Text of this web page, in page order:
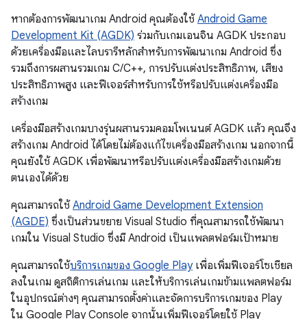
หากต้องการพัฒนาเกม Android คุณต้องใช้ Android Game
Development Kit (AGDK) ร่วมกับเกมเอนจิน AGDK ประกอบ
ด้วยเครื่องมือและไลบรารีหลักสำหรับการพัฒนาเกม Android ซึ่ง
รวมถึงการผสานรวมเกม C/C++, การปรับแต่งประสิทธิภาพ, เสียง
ประสิทธิภาพสูง และฟีเจอร์สำหรับการใช้หรือปรับแต่งเครื่องมือ
สร้างเกม
เครื่องมือสร้างเกมบางรุ่นผสานรวมคอมโพเนนต์ AGDK แล้ว คุณจึง
สร้างเกม Android ได้โดยไม่ต้องแก้ไขเครื่องมือสร้างเกม นอกจากนี้
คุณยังใช้ AGDK เพื่อพัฒนาหรือปรับแต่งเครื่องมือสร้างเกมด้วย
ตนเองได้ด้วย
คุณสามารถใช้ Android Game Development Extension
(AGDE) ซึ่งเป็นส่วนขยาย Visual Studio ที่คุณสามารถใช้พัฒนา
เกมใน Visual Studio ซึ่งมี Android เป็นแพลตฟอร์มเป้าหมาย
คุณสามารถใช้บริการเกมของ Google Playเพื่อเพิ่มฟีเจอร์โซเชียล
ลงในเกม ดูสถิติการเล่นเกม และให้บริการเล่นเกมข้ามแพลตฟอร์ม
ในอุปกรณ์ต่างๆ คุณสามารถตั้งค่าและจัดการบริการเกมของ Play
ใน Google Play Console จากนั้นเพิ่มฟีเจอร์โดยใช้ Play